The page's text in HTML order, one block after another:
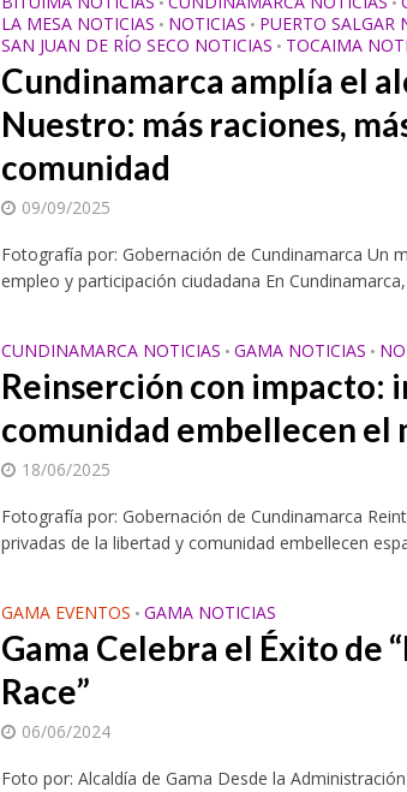
LA MESA NOTICIAS • NOTICIAS • PUERTO SALGAR
SAN JUAN DE RÍO SECO NOTICIAS • TOCAIMA
Cundinamarca amplía el
Nuestro: más raciones,
comunidad
09/09/2025
Fotografía por: Gobernación de Cundinamarca Un
empleo y participación ciudadana En
CUNDINAMARCA NOTICIAS • GAMA NOTICIAS •
Reinserción con impacto:
comunidad embellecen el
18/06/2025
Fotografía por: Gobernación de Cundinamarca
privadas de la libertad y comunidad embellecen
GAMA EVENTOS • GAMA NOTICIAS
Gama Celebra el Éxito de
Race”
06/06/2024
Foto por: Alcaldía de Gama Desde la